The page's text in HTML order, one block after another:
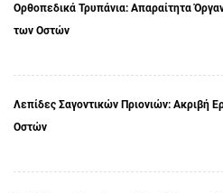
Ορθοπεδικά Τρυπάνια: Απαραίτητα
των Οστών
Λεπίδες Σαγοντικών Πριονιών: Ακριβή
Οστών